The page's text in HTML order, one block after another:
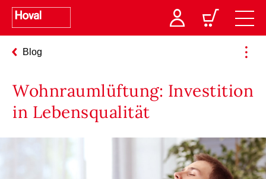
Blog
Wohnraumlüftung: Investition
in Lebensqualität